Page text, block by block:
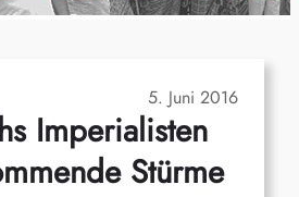
5. Juni 2016
Imperialisten
Stürme